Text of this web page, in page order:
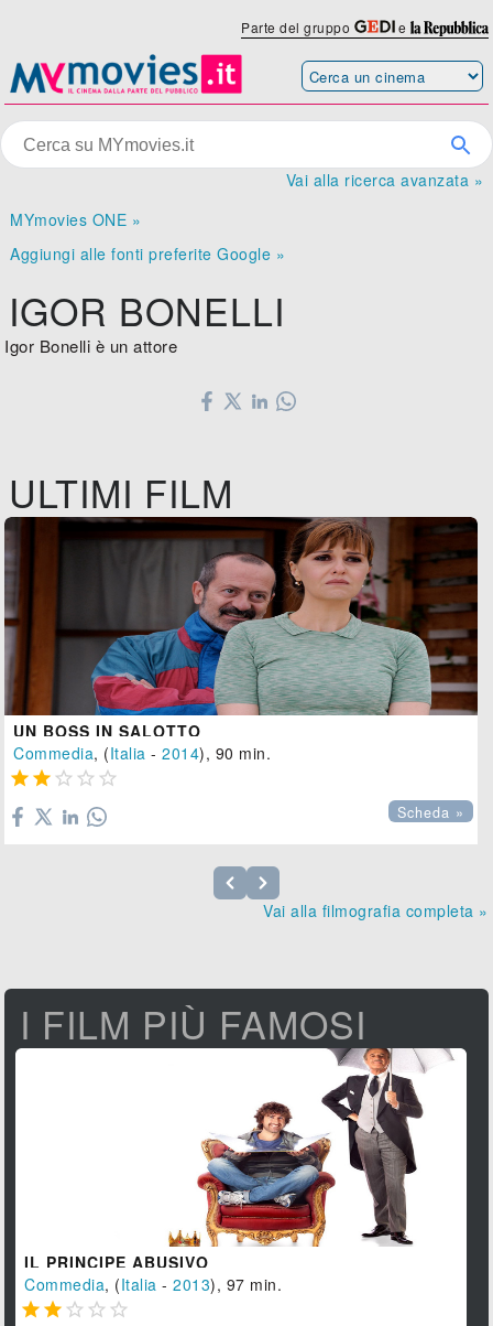
Parte del gruppo e
Vai alla ricerca avanzata »
MYmovies ONE »
Aggiungi alle fonti preferite Google »
IGOR BONELLI
Igor Bonelli è un attore
ULTIMI FILM
UN BOSS IN SALOTTO
Commedia, (Italia -2014), 90 min.
    
Scheda »
Vai alla filmografia completa »
I FILM PIÙ FAMOSI
IL PRINCIPE ABUSIVO
Commedia, (Italia -2013), 97 min.
    